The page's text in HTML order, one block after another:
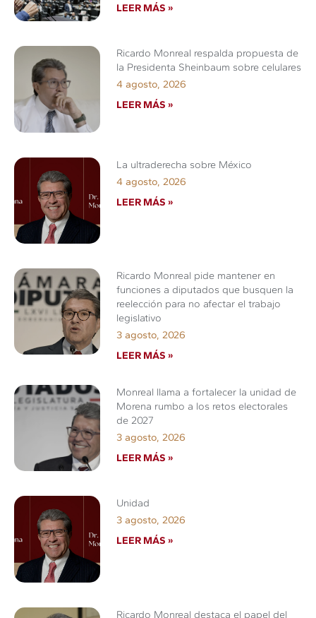
LEER MÁS »
Ricardo Monreal respalda propuesta de
la Presidenta Sheinbaum sobre celulares
4 agosto, 2026
LEER MÁS »
La ultraderecha sobre México
4 agosto, 2026
LEER MÁS »
Ricardo Monreal pide mantener en
funciones a diputados que busquen la
reelección para no afectar el trabajo
legislativo
3 agosto, 2026
LEER MÁS »
Monreal llama a fortalecer la unidad de
Morena rumbo a los retos electorales
de 2027
3 agosto, 2026
LEER MÁS »
Unidad
3 agosto, 2026
LEER MÁS »
Ricardo Monreal destaca el papel del